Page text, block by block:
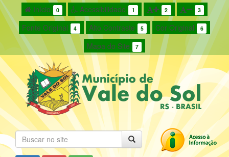
Início 0 Acessibilidade 1 2 3
Fonte Original 4 Alto Contraste 5 Cor Original 6
Mapa do Site 7